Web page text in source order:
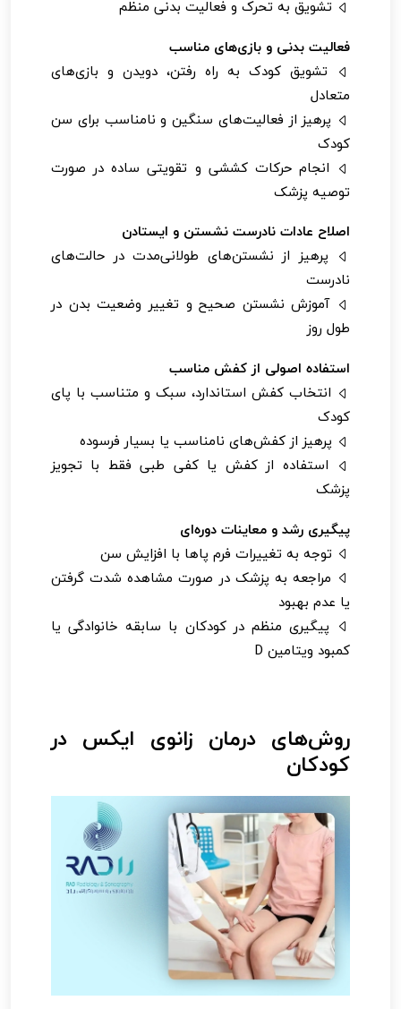
تشویق به تحرک و فعالیت بدنی منظم
فعالیت بدنی و بازی‌های مناسب
تشویق کودک به راه رفتن، دویدن و بازی‌های
متعادل
پرهیز از فعالیت‌های سنگین و نامناسب برای سن
کودک
انجام حرکات کششی و تقویتی ساده در صورت
توصیه پزشک
اصلاح عادات نادرست نشستن و ایستادن
پرهیز از نشستن‌های طولانی‌مدت در حالت‌های
نادرست
آموزش نشستن صحیح و تغییر وضعیت بدن در
طول روز
استفاده اصولی از کفش مناسب
انتخاب کفش استاندارد، سبک و متناسب با پای
کودک
پرهیز از کفش‌های نامناسب یا بسیار فرسوده
استفاده از کفش یا کفی طبی فقط با تجویز
پزشک
پیگیری رشد و معاینات دوره‌ای
توجه به تغییرات فرم پاها با افزایش سن
مراجعه به پزشک در صورت مشاهده شدت گرفتن
یا عدم بهبود
پیگیری منظم در کودکان با سابقه خانوادگی یا
کمبود ویتامین D
روش‌های درمان زانوی ایکس در
کودکان